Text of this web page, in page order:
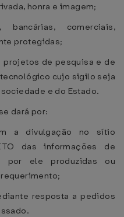
honra e imagem;
comerciais,
protegidas;
de pesquisa e de
cujo sigilo seja
e do Estado.
dará por:
a divulgação no sítio
das informações de
por ele produzidas ou
resposta a pedidos